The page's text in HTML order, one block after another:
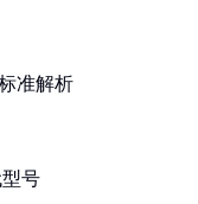
准解析
型号